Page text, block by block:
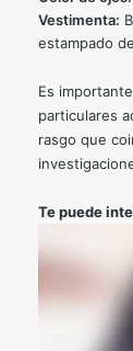
Vestimenta:
estampado
Es
particulares
rasgo que
Te puede